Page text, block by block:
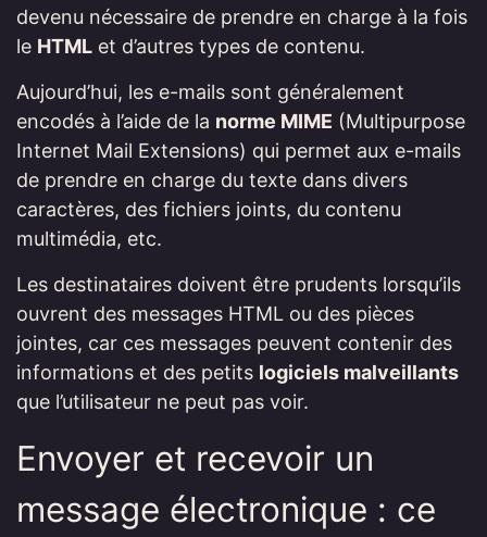
devenu nécessaire de prendre en charge à la fois
le HTML et d’autres types de contenu.
Aujourd’hui, les e-mails sont généralement
encodés à l’aide de la norme MIME (Multipurpose
Internet Mail Extensions) qui permet aux e-mails
de prendre en charge du texte dans divers
caractères, des fichiers joints, du contenu
multimédia, etc.
Les destinataires doivent être prudents lorsqu’ils
ouvrent des messages HTML ou des pièces
jointes, car ces messages peuvent contenir des
informations et des petits logiciels malveillants
que l’utilisateur ne peut pas voir.
Envoyer et recevoir un
message électronique : ce